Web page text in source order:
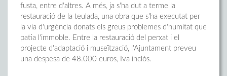
fusta, entre d'altres. A més, ja s'ha dut a terme la
restauració de la teulada, una obra que s'ha executat per
la via d'urgència donats els greus problemes d'humitat que
patia l'immoble. Entre la restauració del perxat i el
projecte d'adaptació i museïtzació, l'Ajuntament preveu
una despesa de 48.000 euros, Iva inclòs.